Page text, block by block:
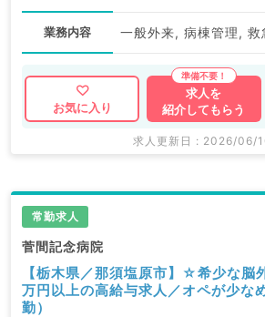
業務内容 一般外来, 病棟管理, 救
お気に入り
求人を
紹介してもらう
求人更新日 : 2026/06/
常勤求人
菅間記念病院
【栃木県／那須塩原市】☆希少な
万円以上の高給与求人／オペが少な
勤）